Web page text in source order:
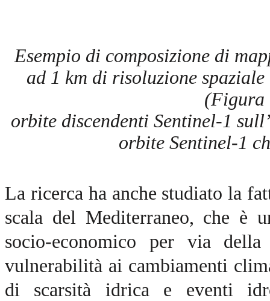
Esempio di composizione di
ad 1 km di risoluzione
(Figura
orbite discendenti Sentinel-1
orbite Sentinel-1
La ricerca ha anche studiato la
scala del Mediterraneo, che è
socio-economico per via
vulnerabilità ai cambiamenti
di scarsità idrica e eventi